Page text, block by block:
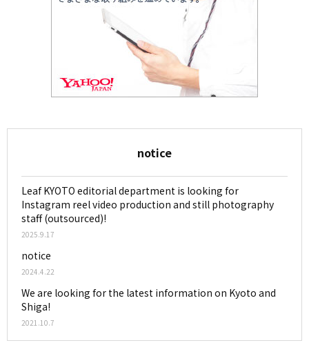
notice
Leaf KYOTO editorial department is looking for
Instagram reel video production and still photography
staff (outsourced)!
2025.9.17
notice
2024.4.22
We are looking for the latest information on Kyoto and
Shiga!
2021.10.7